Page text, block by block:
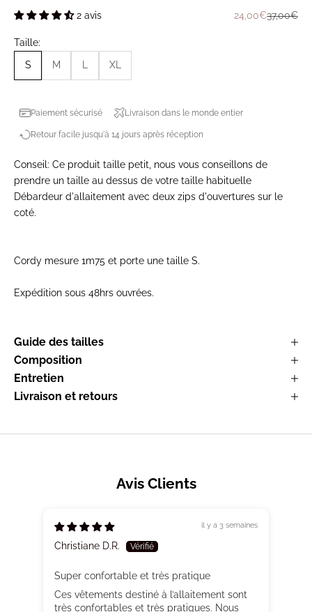
2 avis Prix de vente
24,00€Prix
37,00€
Taille:
S M XL
Paiement sécurisé Livraison dans le monde entier
Retour facile jusqu'à 14 jours après réception
Conseil: Ce produit taille petit, nous vous conseillons de
prendre un taille au dessus de votre taille habituelle
Débardeur d'allaitement avec deux zips d'ouvertures sur le
coté.
Cordy mesure 1m75 et porte une taille S.
Expédition sous 48hrs ouvrées.
Guide des tailles
Composition
Entretien
Livraison et retours
Avis Clients
il y a 3 semaines
Christiane D.R.
Super confortable et très pratique
Ces vêtements destiné à l’allaitement sont
très confortables et très pratiques. Nous